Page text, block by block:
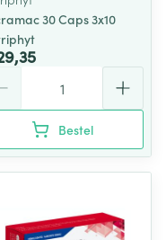
30 Caps 3x10
Bestel